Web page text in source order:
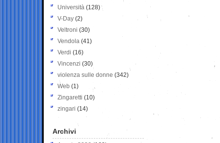
Università (128)
V-Day (2)
Veltroni (30)
Vendola (41)
Verdi (16)
Vincenzi (30)
violenza sulle donne (342)
Web (1)
Zingaretti (10)
zingari (14)
Archivi